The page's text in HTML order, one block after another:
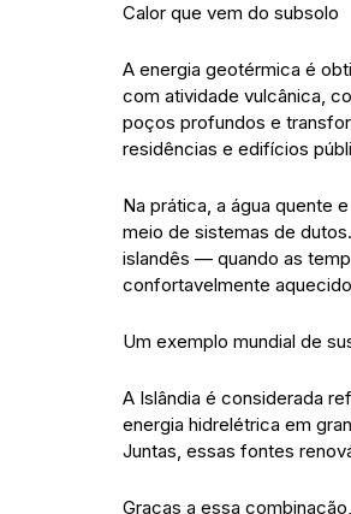
Calor que vem do subsolo
A energia geotérmica é
com atividade vulcânica,
poços profundos e
residências e edifícios
Na prática, a água quente
meio de sistemas de
islandês — quando as
confortavelmente
Um exemplo mundial de
A Islândia é considerada
energia hidrelétrica em
Juntas, essas fontes
Graças a essa